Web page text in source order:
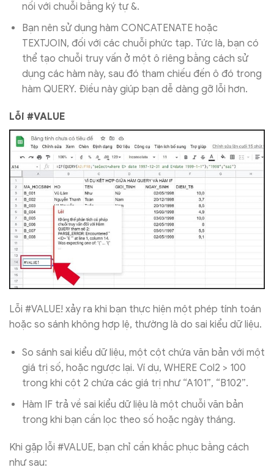
nối với chuỗi bằng ký tự &.
Bạn nên sử dụng hàm CONCATENATE hoặc
TEXTJOIN, đối với các chuỗi phức tạp. Tức là, bạn có
thể tạo chuỗi truy vấn ở một ô riêng bằng cách sử
dụng các hàm này, sau đó tham chiếu đến ô đó trong
hàm QUERY. Điều này giúp bạn dễ dàng gỡ lỗi hơn.
Lỗi #VALUE
Lỗi #VALUE! xảy ra khi bạn thực hiện một phép tính toán
hoặc so sánh không hợp lệ, thường là do sai kiểu dữ liệu.
So sánh sai kiểu dữ liệu, một cột chứa văn bản với một
giá trị số, hoặc ngược lại. Ví dụ, WHERE Col2 > 100
trong khi cột 2 chứa các giá trị như “A101”, “B102”.
Hàm IF trả về sai kiểu dữ liệu là một chuỗi văn bản
trong khi bạn cần lọc theo số hoặc ngày tháng.
Khi gặp lỗi #VALUE, bạn chỉ cần khắc phục bằng cách
như sau: